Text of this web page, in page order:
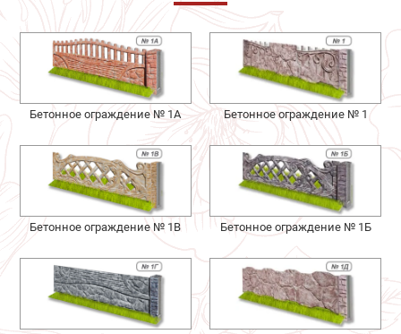
Бетонное ограждение № 1А Бетонное ограждение № 1
Бетонное ограждение № 1В Бетонное ограждение № 1Б